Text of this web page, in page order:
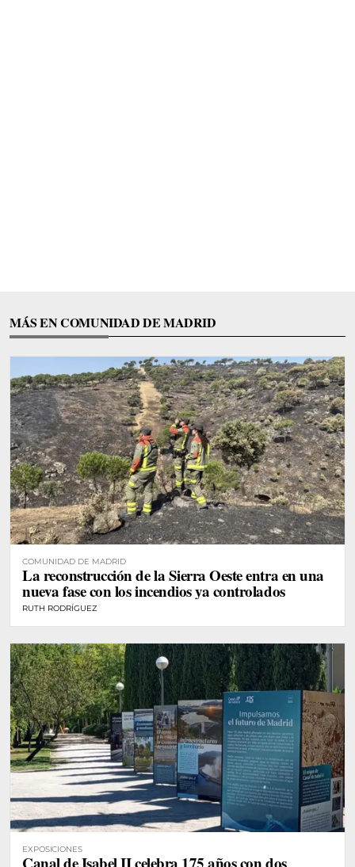
MÁS EN COMUNIDAD DE MADRID
COMUNIDAD DE MADRID
La reconstrucción de la Sierra Oeste entra en una
nueva fase con los incendios ya controlados
RUTH RODRÍGUEZ
EXPOSICIONES
Canal de Isabel II celebra 175 años con dos